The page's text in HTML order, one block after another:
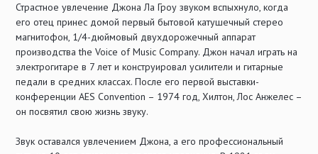
Страстное увлечение Джона Ла Гроу звуком вспыхнуло, когда
его отец принес домой первый бытовой катушечный стерео
магнитофон, 1/4-дюймовый двухдорожечный аппарат
производства the Voice of Music Company. Джон начал играть на
электрогитаре в 7 лет и конструировал усилители и гитарные
педали в средних классах. После его первой выставки-
конференции AES Convention – 1974 год, Хилтон, Лос Анжелес –
он посвятил свою жизнь звуку.
Звук оставался увлечением Джона, а его профессиональный